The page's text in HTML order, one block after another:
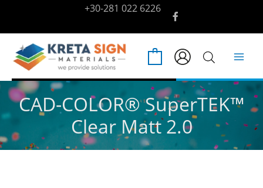
περιεχόμενο
+30-281 022 6226
CAD-COLOR® SuperTEK™
Clear Matt 2.0